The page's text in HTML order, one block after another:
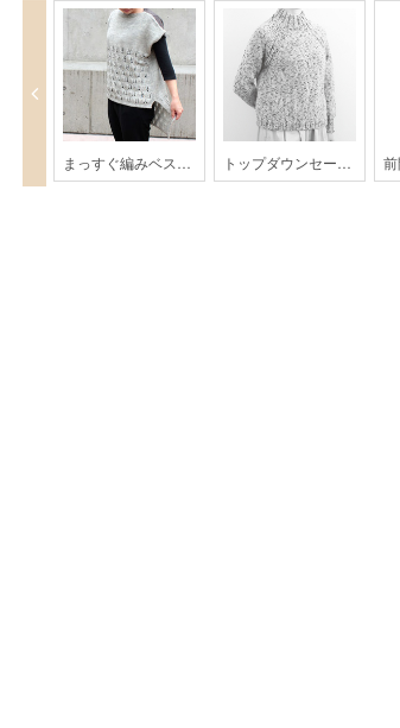
まっすぐ編みベスト【MO1-20AW】 トップダウンセーター【YO4-20AW】